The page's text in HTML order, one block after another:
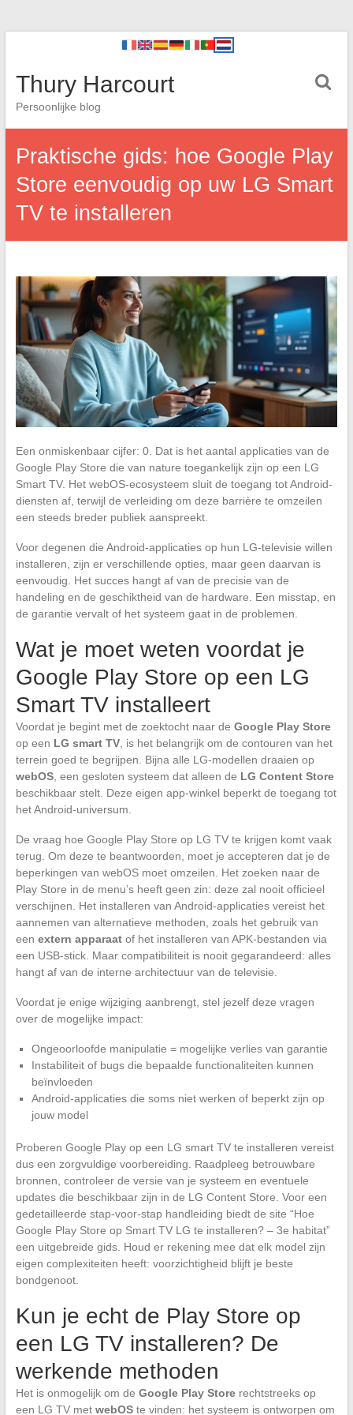
Thury Harcourt
Persoonlijke blog
Praktische gids: hoe Google Play
Store eenvoudig op uw LG Smart
TV te installeren
Een onmiskenbaar cijfer: 0. Dat is het aantal applicaties van de
Google Play Store die van nature toegankelijk zijn op een LG
Smart TV. Het webOS-ecosysteem sluit de toegang tot Android-
diensten af, terwijl de verleiding om deze barrière te omzeilen
een steeds breder publiek aanspreekt.
Voor degenen die Android-applicaties op hun LG-televisie willen
installeren, zijn er verschillende opties, maar geen daarvan is
eenvoudig. Het succes hangt af van de precisie van de
handeling en de geschiktheid van de hardware. Een misstap, en
de garantie vervalt of het systeem gaat in de problemen.
Wat je moet weten voordat je
Google Play Store op een LG
Smart TV installeert
Voordat je begint met de zoektocht naar de Google Play Store
op een LG smart TV, is het belangrijk om de contouren van het
terrein goed te begrijpen. Bijna alle LG-modellen draaien op
webOS, een gesloten systeem dat alleen de LG Content Store
beschikbaar stelt. Deze eigen app-winkel beperkt de toegang tot
het Android-universum.
De vraag hoe Google Play Store op LG TV te krijgen komt vaak
terug. Om deze te beantwoorden, moet je accepteren dat je de
beperkingen van webOS moet omzeilen. Het zoeken naar de
Play Store in de menu’s heeft geen zin: deze zal nooit officieel
verschijnen. Het installeren van Android-applicaties vereist het
aannemen van alternatieve methoden, zoals het gebruik van
een extern apparaatof het installeren van APK-bestanden via
een USB-stick. Maar compatibiliteit is nooit gegarandeerd: alles
hangt af van de interne architectuur van de televisie.
Voordat je enige wijziging aanbrengt, stel jezelf deze vragen
over de mogelijke impact:
Ongeoorloofde manipulatie = mogelijke verlies van garantie
Instabiliteit of bugs die bepaalde functionaliteiten kunnen
beïnvloeden
Android-applicaties die soms niet werken of beperkt zijn op
jouw model
Proberen Google Play op een LG smart TV te installeren vereist
dus een zorgvuldige voorbereiding. Raadpleeg betrouwbare
bronnen, controleer de versie van je systeem en eventuele
updates die beschikbaar zijn in de LG Content Store. Voor een
gedetailleerde stap-voor-stap handleiding biedt de site “Hoe
Google Play Store op Smart TV LG te installeren? – 3e habitat”
een uitgebreide gids. Houd er rekening mee dat elk model zijn
eigen complexiteiten heeft: voorzichtigheid blijft je beste
bondgenoot.
Kun je echt de Play Store op
een LG TV installeren? De
werkende methoden
Het is onmogelijk om de Google Play Storerechtstreeks op
een LG TV met webOSte vinden: het systeem is ontworpen om